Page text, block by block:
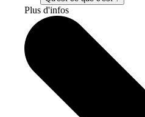
Plus d'infos